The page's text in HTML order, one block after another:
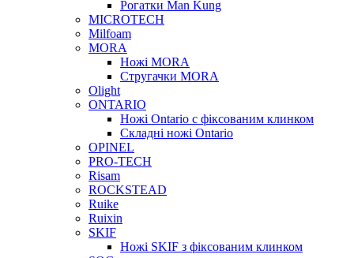
Рогатки Man Kung
MICROTECH
Milfoam
MORA
Ножі MORA
Стругачки MORA
Olight
ONTARIO
Ножі Ontario c фіксованим клинком
Складні ножі Ontario
OPINEL
PRO-TECH
Risam
ROCKSTEAD
Ruike
Ruixin
SKIF
Ножі SKIF з фіксованим клинком